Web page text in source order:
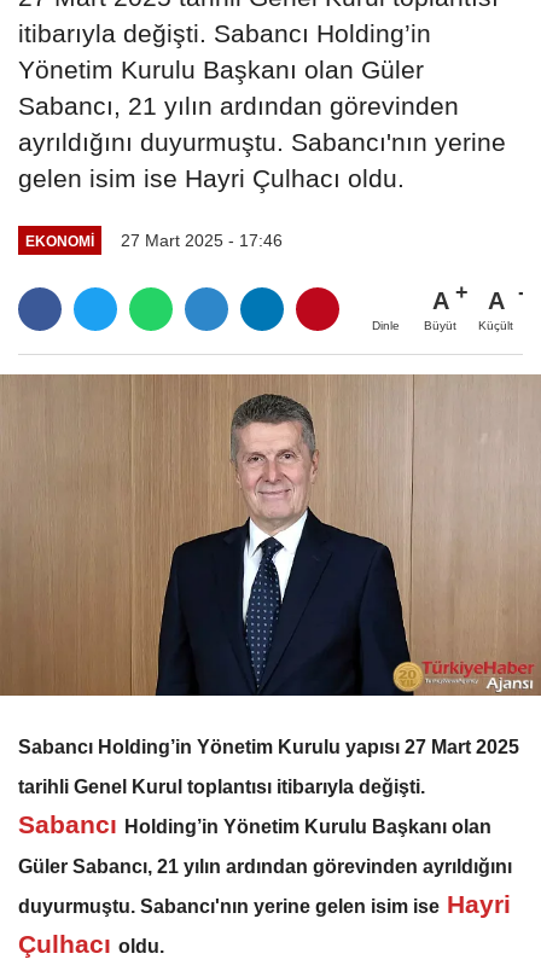
itibarıyla değişti. Sabancı Holding’in
Yönetim Kurulu Başkanı olan Güler
Sabancı, 21 yılın ardından görevinden
ayrıldığını duyurmuştu. Sabancı'nın yerine
gelen isim ise Hayri Çulhacı oldu.
EKONOMI 27 Mart 2025 - 17:46
Dinle
A
Büyüt
A
Küçült
Sabancı Holding’in Yönetim Kurulu yapısı 27 Mart 2025
tarihli Genel Kurul toplantısı itibarıyla değişti.
Sabancı Holding’in Yönetim Kurulu Başkanı olan
Güler Sabancı, 21 yılın ardından görevinden ayrıldığını
duyurmuştu. Sabancı'nın yerine gelen isim ise Hayri
Çulhacı oldu.